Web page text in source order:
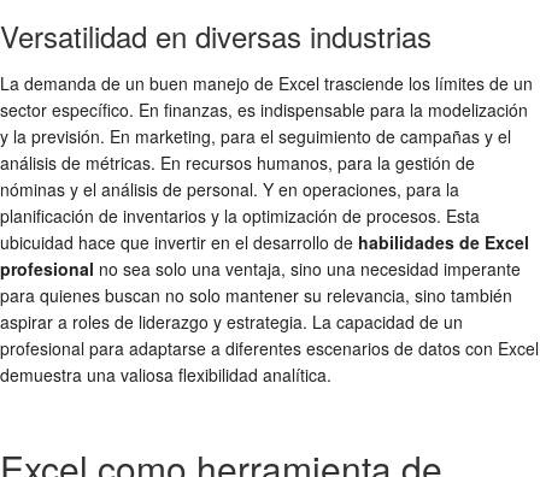
Versatilidad en diversas industrias
La demanda de un buen manejo de Excel trasciende los límites de un
sector específico. En finanzas, es indispensable para la modelización
y la previsión. En marketing, para el seguimiento de campañas y el
análisis de métricas. En recursos humanos, para la gestión de
nóminas y el análisis de personal. Y en operaciones, para la
planificación de inventarios y la optimización de procesos. Esta
ubicuidad hace que invertir en el desarrollo de habilidades de Excel
profesional no sea solo una ventaja, sino una necesidad imperante
para quienes buscan no solo mantener su relevancia, sino también
aspirar a roles de liderazgo y estrategia. La capacidad de un
profesional para adaptarse a diferentes escenarios de datos con Excel
demuestra una valiosa flexibilidad analítica.